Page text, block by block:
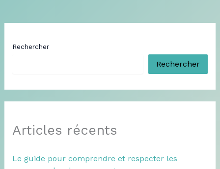
Rechercher
Rechercher
Articles récents
Le guide pour comprendre et respecter les